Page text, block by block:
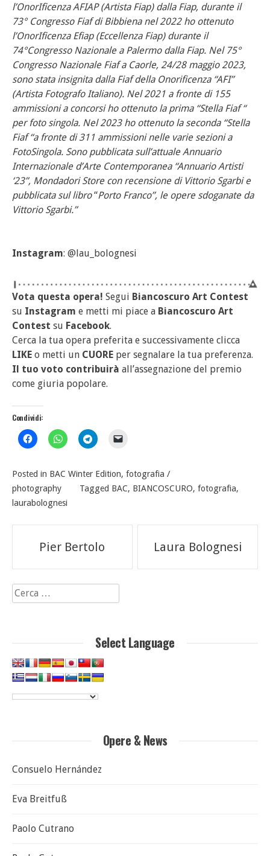
l’OnorIficenza AFIAP (Artista Fiap) dalla Fiap, durante il
73° Congresso Fiaf di Bibbiena nel 2022 ho ottenuto
l’OnorIficenza Efiap (Eccellenza Fiap) durante il
74°Congresso Nazionale a Palermo dalla Fiap. Nel 75°
Congresso Nazionale Fiaf a Caorle, 24/28 maggio 2023,
sono stata insignita dalla Fiaf della Onorificenza “AFI”
(Artista Fotografo Italiano). Nel 2021 a fronte di 155
ammissioni a concorsi ho ottenuto la prima “Stella Fiaf “
per foto singola. Nel 2023 ho ottenuto la seconda “Stella
Fiaf “a fronte di 311 ammissioni nelle varie sezioni a
FotoSingola. Sono pubblicata sull’attuale Annuario
Internazionale d’Arte Contemporanea “Annuario Artisti
‘23”, Mondadori Store con recensione di Vittorio Sgarbi e
pubblicata sul libro“Porto Franco”, le opere sdoganate da
Vittorio Sgarbi.”
Instagram: @lau_bolognesi
Vota questa opera! Segui Biancoscuro Art Contest
su Instagram e metti mi piace a Biancoscuro Art
Contest su Facebook.
Cerca la tua opera preferita e successivamente clicca
LIKE o metti un CUORE per segnalare la tua preferenza.
Il tuo voto contribuirà all’assegnazione del premio
come giuria popolare.
Condividi:
Posted in BAC Winter Edition, fotografia /
photography
Tagged BAC, BIANCOSCURO, fotografia,
laurabolognesi
Navigazione
articoli
Pier Bertolo Laura Bolognesi
Ricerca
per:
Select Language
Opere & News
Consuelo Hernández
Eva Breitfuß
Paolo Cutrano